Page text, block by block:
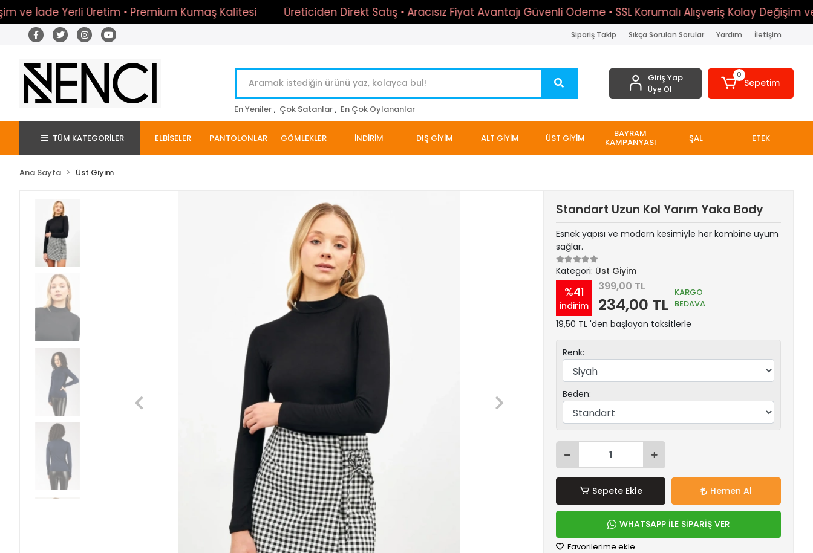
Yerli Üretim • Premium Kumaş Kalitesi Üreticiden Direkt Satış • Aracısız Fiyat Avantajı Güvenli Ödeme • SSL Korumalı Alışveriş Kolay Değişim ve
Sipariş Takip Sıkça Sorulan Sorular Yardım İletişim
En Yeniler , Çok Satanlar , En Çok Oylananlar
Giriş Yap
Üye Ol
0
Sepetim
TÜM KATEGORİLER ELBİSELER PANTOLONLAR GÖMLEKLER İNDİRİM DIŞ GİYİM ALT GİYİM ÜST GİYİM BAYRAM
KAMPANYASI ŞAL ETEK
Ana Sayfa Üst Giyim
Standart Uzun Kol Yarım Yaka Body
Esnek yapısı ve modern kesimiyle her kombine uyum
sağlar.
Kategori: Üst Giyim
%41
indirim
399,00 TL
234,00 TL
KARGO
BEDAVA
19,50 TL 'den başlayan taksitlerle
Renk:
Beden:
Sepete Ekle Hemen Al
WHATSAPP İLE SİPARİŞ VER
Favorilerime ekle